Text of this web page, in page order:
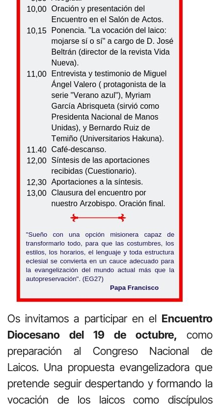
Os invitamos a participar en el Encuentro
Diocesano del 19 de octubre, como
preparación al Congreso Nacional de
Laicos. Una propuesta evangelizadora que
pretende seguir despertando y formando la
vocación de los laicos como discípulos